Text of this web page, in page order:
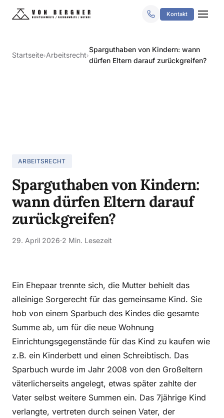
Kontakt
Startseite›Arbeitsrecht›
Sparguthaben von Kindern: wann
dürfen Eltern darauf zurückgreifen?
ARBEITSRECHT
Sparguthaben von Kindern:
wann dürfen Eltern darauf
zurückgreifen?
29. April 2026·2 Min. Lesezeit
Ein Ehepaar trennte sich, die Mutter behielt das
alleinige Sorgerecht für das gemeinsame Kind. Sie
hob von einem Sparbuch des Kindes die gesamte
Summe ab, um für die neue Wohnung
Einrichtungsgegenstände für das Kind zu kaufen wie
z.B. ein Kinderbett und einen Schreibtisch. Das
Sparbuch wurde im Jahr 2008 von den Großeltern
väterlicherseits angelegt, etwas später zahlte der
Vater selbst weitere Summen ein. Das 7jährige Kind
verlangte, vertreten durch seinen Vater, der